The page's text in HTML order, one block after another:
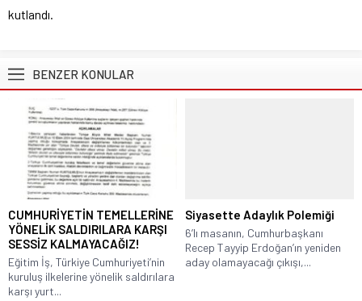
kutlandı.
BENZER KONULAR
CUMHURİYETİN TEMELLERİNE
YÖNELİK SALDIRILARA KARŞI
SESSİZ KALMAYACAĞIZ!
Eğitim İş, Türkiye Cumhuriyeti’nin
kuruluş ilkelerine yönelik saldırılara
karşı yurt...
Siyasette Adaylık Polemiği
6’lı masanın, Cumhurbaşkanı
Recep Tayyip Erdoğan’ın yeniden
aday olamayacağı çıkışı,...